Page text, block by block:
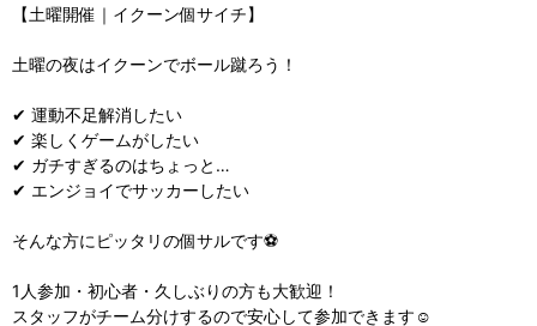
【土曜開催｜イクーン個サイチ】
土曜の夜はイクーンでボール蹴ろう！
✔ 運動不足解消したい
✔ 楽しくゲームがしたい
✔ ガチすぎるのはちょっと…
✔ エンジョイでサッカーしたい
そんな方にピッタリの個サルです⚽️
1人参加・初心者・久しぶりの方も大歓迎！
スタッフがチーム分けするので安心して参加できます☺️